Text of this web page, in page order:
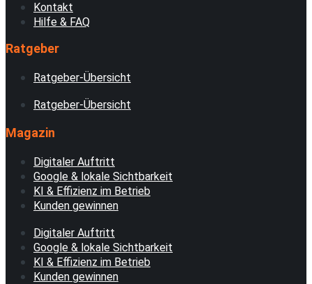
Kontakt
Hilfe & FAQ
Ratgeber
Ratgeber-Übersicht
Ratgeber-Übersicht
Magazin
Digitaler Auftritt
Google & lokale Sichtbarkeit
KI & Effizienz im Betrieb
Kunden gewinnen
Digitaler Auftritt
Google & lokale Sichtbarkeit
KI & Effizienz im Betrieb
Kunden gewinnen